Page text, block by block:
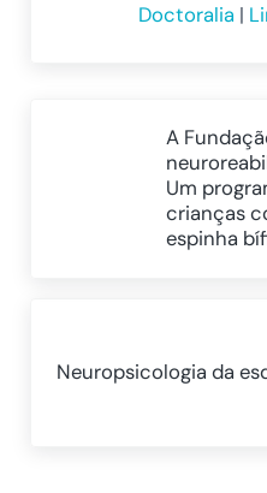
Doctoralia |
A
Um
crianças
espinha
Neuropsicologia da